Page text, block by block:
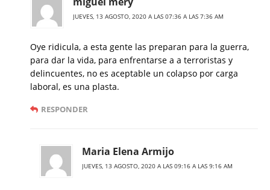
JUEVES, 13 AGOSTO, 2020 A LAS 07:36 A LAS 7:36 AM
Oye ridicula, a esta gente las preparan para la guerra,
para dar la vida, para enfrentarse a a terroristas y
delincuentes, no es aceptable un colapso por carga
laboral, es una plasta.
RESPONDER
Maria Elena Armijo
JUEVES, 13 AGOSTO, 2020 A LAS 09:16 A LAS 9:16 AM